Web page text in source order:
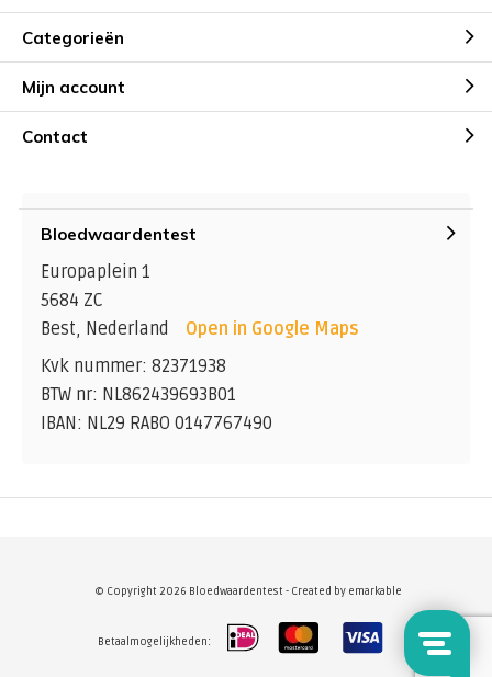
Categorieën
Mijn account
Contact
Bloedwaardentest
Europaplein 1
5684 ZC
Best, Nederland
Open in Google Maps
Kvk nummer: 82371938
BTW nr: NL862439693B01
IBAN: NL29 RABO 0147767490
© Copyright 2026 Bloedwaardentest - Created by emarkable
Betaalmogelijkheden: